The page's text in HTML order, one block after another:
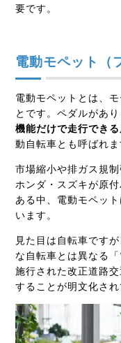
要です。
電動モペット（
電動モペットとは、
とです。ペダルがあ
機能だけで走行でき
動自転車とも呼ばれま
市場縮小や排ガス規
ホンダ・スズキが原
ある中、電動モペッ
います。
見た目は自転車です
な自転車とは異なる
施行された改正道路
することが明文化され